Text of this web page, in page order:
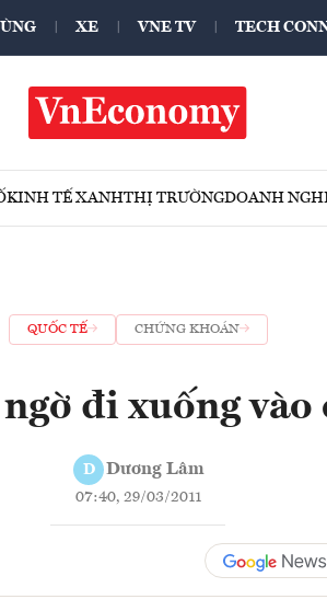
XE VNE TV TECH
KINH TẾ XANHTHỊ TRƯỜNGDOANH
QUỐC TẾ CHỨNG KHOÁN
đi xuống
D Dương Lâm
07:40, 29/03/2011